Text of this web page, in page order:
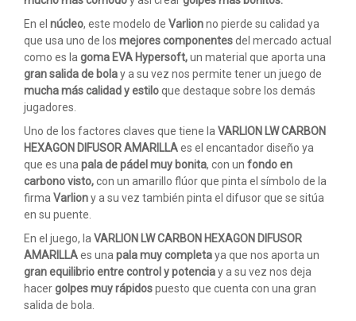
En el núcleo, este modelo de Varlionno pierde su calidad ya
que usa uno de los mejores componentesdel mercado actual
como es la goma EVA Hypersoft,un material que aporta una
gran salida de bolay a su vez nos permite tener un juego de
mucha más calidady estiloque destaque sobre los demás
jugadores.
Uno de los factores claves que tiene la VARLION LW CARBON
HEXAGON DIFUSOR AMARILLAes el encantador diseño ya
que es una pala de pádel muy bonita, con un fondo en
carbono visto,con un amarillo flúor que pinta el símbolo de la
firma Varliony a su vez también pinta el difusor que se sitúa
en su puente.
En el juego, la VARLION LW CARBON HEXAGON DIFUSOR
AMARILLAes una pala muy completaya que nos aporta un
gran equilibrio entre control y potenciay a su vez nos deja
hacergolpes muy rápidospuesto que cuenta con una gran
salida de bola.